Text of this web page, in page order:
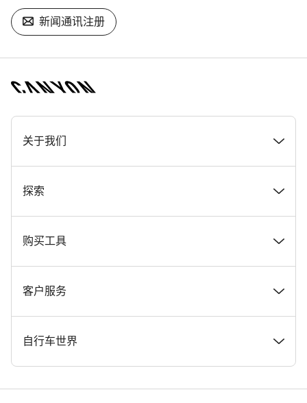
新闻通讯注册
[footer.linksList.title]
关于我们
奖项
在 Canyon 工作
Canyon 新闻发布室
条款和条件
法律披露
探索
新闻和故事
提示和建议
Canyon Home Koblenz
会员礼遇
购买工具
找到您梦寐以求的 Canyon 自行车
现货自行车
找到您的 Canyon 尺寸
客户服务
支持中心
服务网点
自行车世界
公路车